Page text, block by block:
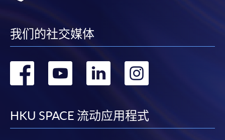
我们的社交媒体
转
facebook
转
youtube
转
linkedin
转
HKU SPACE 流动应用程式